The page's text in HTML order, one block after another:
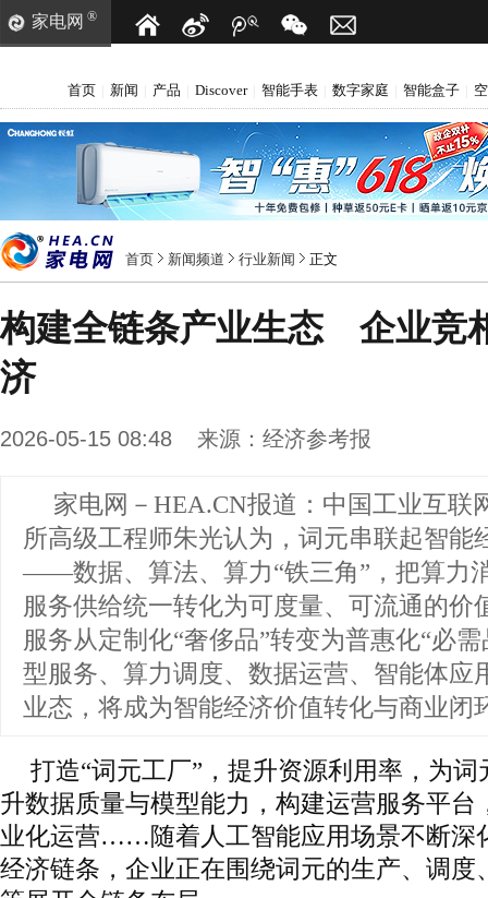
家电网 ®
首页 新闻 产品 Discover 智能手表 数字家庭 智能盒子
首页 新闻频道 行业新闻 正文
构建全链条产业生态 企业竞
济
2026-05-15 08:48 来源： 经济参考报
家电网－HEA.CN报道： 中国工业互联
所高级工程师朱光认为，词元串联起智能
——数据、算法、算力“铁三角”，把算力
服务供给统一转化为可度量、可流通的价
服务从定制化“奢侈品”转变为普惠化“必
型服务、算力调度、数据运营、智能体应
业态，将成为智能经济价值转化与商业闭
打造“词元工厂”，提升资源利用率，为
升数据质量与模型能力，构建运营服务平台
业化运营……随着人工智能应用场景不断深
经济链条，企业正在围绕词元的生产、调度